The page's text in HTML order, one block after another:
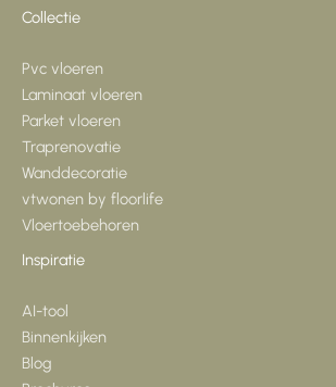
Collectie
Pvc vloeren
Laminaat vloeren
Parket vloeren
Traprenovatie
Wanddecoratie
vtwonen by floorlife
Vloertoebehoren
Inspiratie
AI-tool
Binnenkijken
Blog